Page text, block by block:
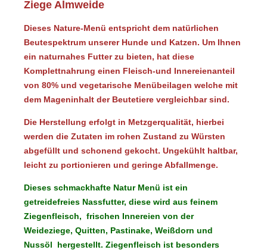
Ziege Almweide
Dieses Nature-Menü entspricht dem natürlichen
Beutespektrum unserer Hunde und Katzen. Um Ihnen
ein naturnahes Futter zu bieten, hat diese
Komplettnahrung einen Fleisch-und Innereienanteil
von 80% und vegetarische Menübeilagen welche mit
dem Mageninhalt der Beutetiere vergleichbar sind.
Die Herstellung erfolgt in Metzgerqualität, hierbei
werden die Zutaten im rohen Zustand zu Würsten
abgefüllt und schonend gekocht. Ungekühlt haltbar,
leicht zu portionieren und geringe Abfallmenge.
Dieses schmackhafte Natur Menü ist ein
getreidefreies Nassfutter, diese wird aus feinem
Ziegenfleisch, frischen Innereien von der
Weideziege, Quitten, Pastinake, Weißdorn und
Nussöl hergestellt. Ziegenfleisch ist besonders